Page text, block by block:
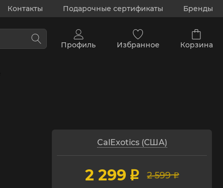
Контакты Подарочные сертификаты Бренды
Профиль Избранное Корзина
CalExotics (США)
2 599 p
2 299 p